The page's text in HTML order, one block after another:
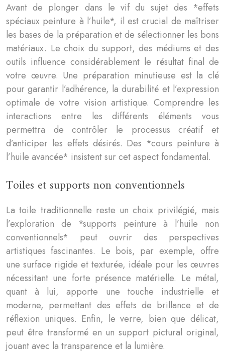
Avant de plonger dans le vif du sujet des *effets
spéciaux peinture à l’huile*, il est crucial de maîtriser
les bases de la préparation et de sélectionner les bons
matériaux. Le choix du support, des médiums et des
outils influence considérablement le résultat final de
votre œuvre. Une préparation minutieuse est la clé
pour garantir l’adhérence, la durabilité et l’expression
optimale de votre vision artistique. Comprendre les
interactions entre les différents éléments vous
permettra de contrôler le processus créatif et
d’anticiper les effets désirés. Des *cours peinture à
l’huile avancée* insistent sur cet aspect fondamental.
Toiles et supports non conventionnels
La toile traditionnelle reste un choix privilégié, mais
l’exploration de *supports peinture à l’huile non
conventionnels* peut ouvrir des perspectives
artistiques fascinantes. Le bois, par exemple, offre
une surface rigide et texturée, idéale pour les œuvres
nécessitant une forte présence matérielle. Le métal,
quant à lui, apporte une touche industrielle et
moderne, permettant des effets de brillance et de
réflexion uniques. Enfin, le verre, bien que délicat,
peut être transformé en un support pictural original,
jouant avec la transparence et la lumière.